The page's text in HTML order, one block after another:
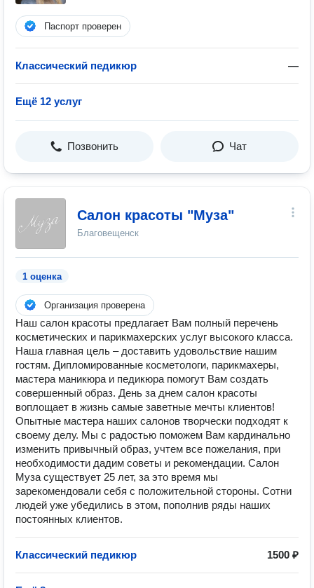
Паспорт проверен
Классический педикюр —
Ещё 12 услуг
Позвонить Чат
Салон красоты "Муза"
Благовещенск
1 оценка
Организация проверена
Наш салон красоты предлагает Вам полный перечень
косметических и парикмахерских услуг высокого класса.
Наша главная цель – доставить удовольствие нашим
гостям. Дипломированные косметологи, парикмахеры,
мастера маникюра и педикюра помогут Вам создать
совершенный образ. День за днем салон красоты
воплощает в жизнь самые заветные мечты клиентов!
Опытные мастера наших салонов творчески подходят к
своему делу. Мы с радостью поможем Вам кардинально
изменить привычный образ, учтем все пожелания, при
необходимости дадим советы и рекомендации. Салон
Муза существует 25 лет, за это время мы
зарекомендовали себя с положительной стороны. Сотни
людей уже убедились в этом, пополнив ряды наших
постоянных клиентов.
Классический педикюр 1500 ₽